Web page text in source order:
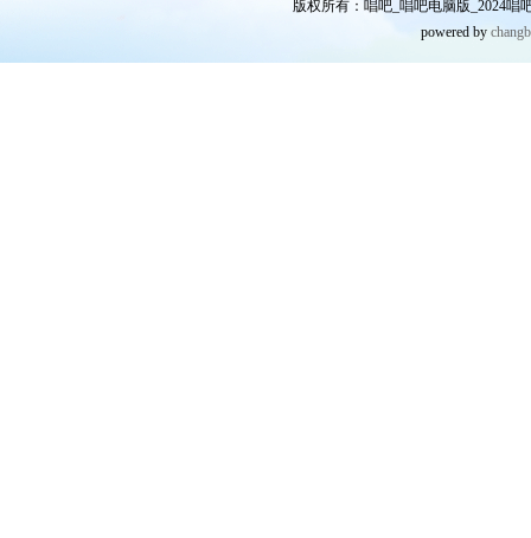
版权所有：唱吧_唱吧电脑版_2024唱
powered by